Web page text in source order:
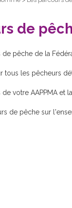
de
pêche de la
tous les pêcheurs
votre AAPPMA et
de pêche sur